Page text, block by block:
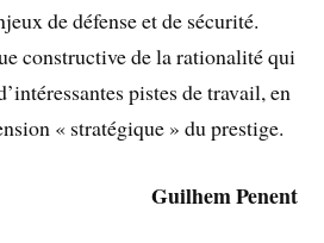
de défense et de sécurité.
constructive de la rationalité qui
pistes de travail, en
« stratégique » du prestige.
Guilhem Penent